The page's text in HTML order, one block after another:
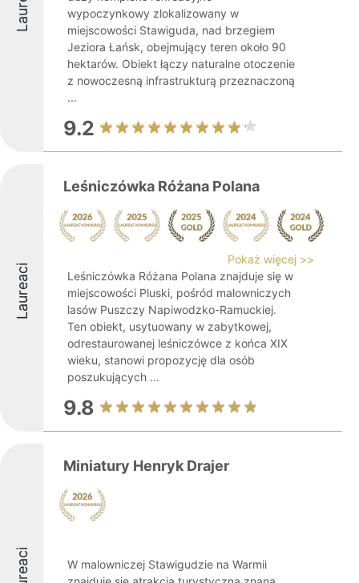
wypoczynkowy zlokalizowany w
miejscowości Stawiguda, nad brzegiem
Jeziora Łańsk, obejmujący teren około 90
hektarów. Obiekt łączy naturalne otoczenie
z nowoczesną infrastrukturą przeznaczoną
...
9.2
Laureaci
Leśniczówka Różana Polana
Pokaż więcej >>
Leśniczówka Różana Polana znajduje się w
miejscowości Pluski, pośród malowniczych
lasów Puszczy Napiwodzko-Ramuckiej.
Ten obiekt, usytuowany w zabytkowej,
odrestaurowanej leśniczówce z końca XIX
wieku, stanowi propozycję dla osób
poszukujących ...
9.8
Miniatury Henryk Drajer
W malowniczej Stawigudzie na Warmii